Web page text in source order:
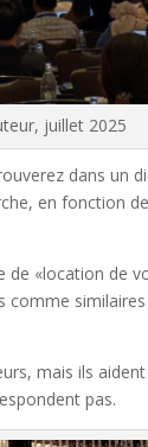
juillet 2025
dans un
en fonction
«location de
mais ils
pas.